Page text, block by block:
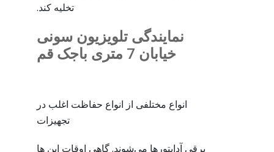
تخلیه کند.
نمایندگی تلویزیون سونی
خیابان 7 متری باجک قم
انواع مختلفی از انواع حفاظت اغلب در
تجهیزات
برقی آداپتورها می‌شوند. گاهی اوقات این ها